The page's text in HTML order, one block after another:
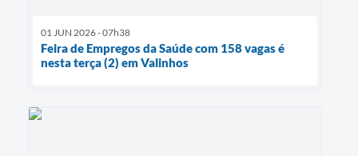
01 JUN 2026 - 07h38
Feira de Empregos da Saúde com 158 vagas é
nesta terça (2) em Valinhos